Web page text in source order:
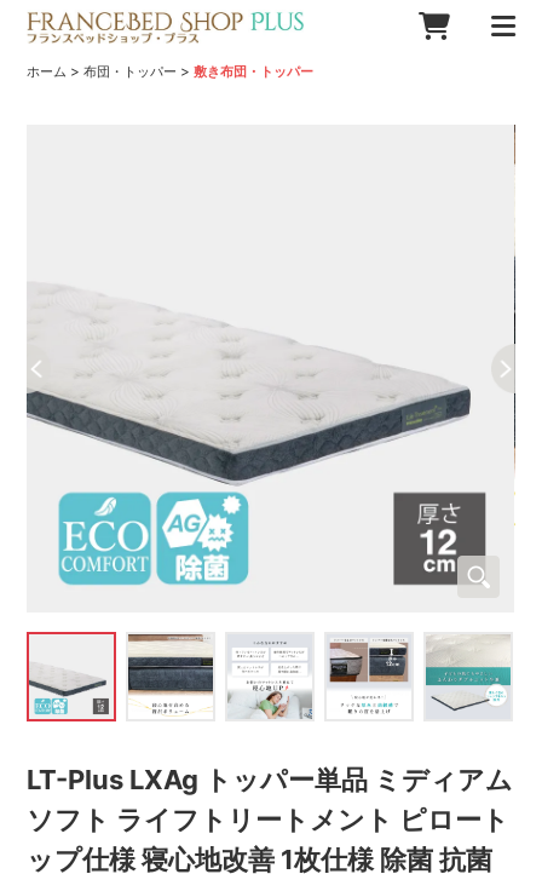
ホーム >布団・トッパー >敷き布団・トッパー
LT-Plus LXAg トッパー単品 ミディアム
ソフト ライフトリートメント ピロート
ップ仕様 寝心地改善 1枚仕様 除菌 抗菌